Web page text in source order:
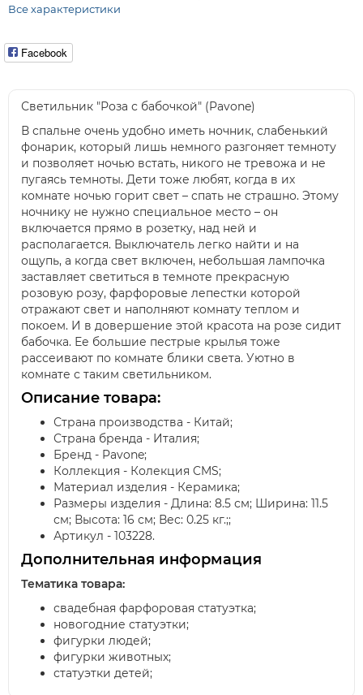
Все характеристики
Facebook
Светильник "Роза с бабочкой" (Pavone)
В спальне очень удобно иметь ночник, слабенький
фонарик, который лишь немного разгоняет темноту
и позволяет ночью встать, никого не тревожа и не
пугаясь темноты. Дети тоже любят, когда в их
комнате ночью горит свет – спать не страшно. Этому
ночнику не нужно специальное место – он
включается прямо в розетку, над ней и
располагается. Выключатель легко найти и на
ощупь, а когда свет включен, небольшая лампочка
заставляет светиться в темноте прекрасную
розовую розу, фарфоровые лепестки которой
отражают свет и наполняют комнату теплом и
покоем. И в довершение этой красота на розе сидит
бабочка. Ее большие пестрые крылья тоже
рассеивают по комнате блики света. Уютно в
комнате с таким светильником.
Описание товара:
Страна производства - Китай;
Страна бренда - Италия;
Бренд - Pavone;
Коллекция - Колекция CMS;
Материал изделия - Керамика;
Размеры изделия - Длина: 8.5 см; Ширина: 11.5
см; Высота: 16 см; Вес: 0.25 кг.;;
Артикул - 103228.
Дополнительная информация
Тематика товара:
свадебная фарфоровая статуэтка;
новогодние статуэтки;
фигурки людей;
фигурки животных;
статуэтки детей;